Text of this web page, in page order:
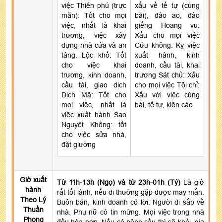
việc Thiên phú (trực
mãn): Tốt cho mọi
việc, nhất là khai
trương, việc xây
dựng nhà cửa và an
táng. Lộc khố: Tốt
cho việc khai
trương, kinh doanh,
cầu tài, giao dịch
Dịch Mã: Tốt cho
mọi việc, nhất là
việc xuất hành Sao
Nguyệt Không: tốt
cho việc sửa nhà,
đặt giường
xấu về tế tự (cúng
bái), đào ao, đào
giếng Hoang vu:
Xấu cho mọi việc
Cửu không: Kỵ việc
xuất hành, kinh
doanh, cầu tài, khai
trương Sát chủ: Xấu
cho mọi việc Tội chỉ:
Xấu với việc cúng
bái, tế tự, kiện cáo
Giờ xuất
hành
Theo Lý
Thuần
Phong
Từ 11h-13h (Ngọ) và từ 23h-01h (Tý) Là giờ
rất tốt lành, nếu đi thường gặp được may mắn.
Buôn bán, kinh doanh có lời. Người đi sắp về
nhà. Phụ nữ có tin mừng. Mọi việc trong nhà